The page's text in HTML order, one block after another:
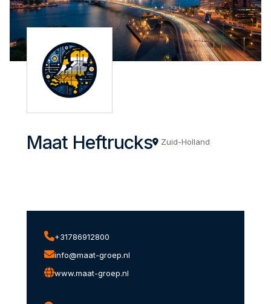
Maat Heftrucks Zuid-Holland
+31786912800
info@maat-groep.nl
www.maat-groep.nl